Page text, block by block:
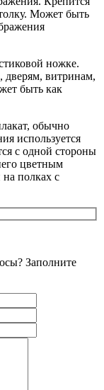
Может быть
ножке.
дверям, витринам,
быть как
обычно
используется
с одной стороны
цветным
полках с
Заполните